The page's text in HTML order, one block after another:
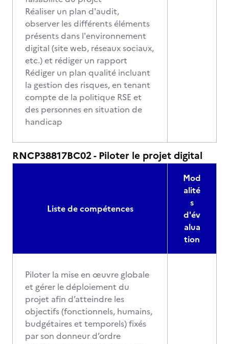
Réaliser un plan d'audit,
observer les différents éléments
présents dans l'environnement
digital (site web, réseaux sociaux,
etc.) et rédiger un rapport
Rédiger un plan qualité incluant
la gestion des risques, en tenant
compte de la politique RSE et
des personnes en situation de
handicap
RNCP38817BC02 - Piloter le projet digital
Liste de compétences
Mod
alité
s
d'év
alua
tion
Piloter la mise en œuvre globale
et gérer le déploiement du
projet afin d’atteindre les
objectifs (fonctionnels, humains,
budgétaires et temporels) fixés
par son donneur d’ordre